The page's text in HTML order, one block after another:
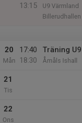
13:15
U9 Värmland
Billerudhallen
20
Mån
17:40
18:30
Träning U9
Åmåls Ishall
21
Tis
22
Ons